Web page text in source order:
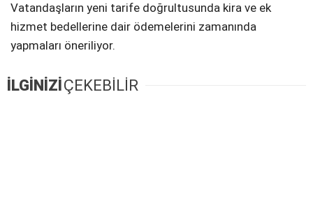
Vatandaşların yeni tarife doğrultusunda kira ve ek
hizmet bedellerine dair ödemelerini zamanında
yapmaları öneriliyor.
İLGİNİZİ ÇEKEBİLİR